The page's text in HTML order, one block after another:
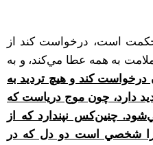
است، درخواست کند از
به همه عطا مي‌کند، و به
درخواست کند و هيچ ترديد به
دارد، چون موج درياست که
چنين‌کس نپندارد که از
شخصي است دو دل که در